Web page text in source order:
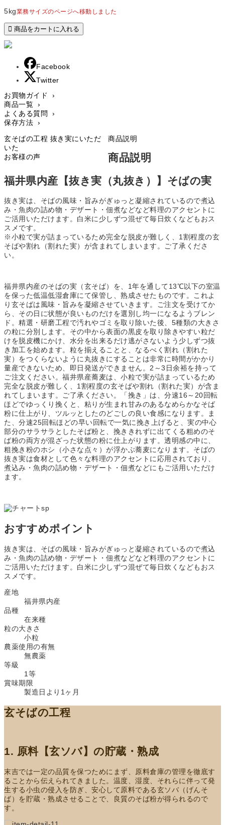
5kg業務サイズのページへ移動しました
Facebook
Twitter
お買物ガイド ›
商品一覧 ›
よくある質問 ›
保存方法 ›
玄そばの工程 抜き実にいただ
いた
お客様の声
商品説明
商品説明
福井県内産【抜き実（丸抜き）】そばの実
抜き実は、そばの風味・旨みがぎゅっと凝縮されているので煮込
み・魚肉の詰め物・デザート・佃煮などなど料理のアクセントに
ご活用いただけます。白米に少しずつ混ぜて毎日炊くなどもおス
スメです。
※小粒で実が詰まっているため完全な脱皮が難しく、1割程度の玄
そばや割れ（割れた実）が含まれてしまいます。ご了承くださ
い。
福井県内産のそばの実（玄そば）を、1年を通して13℃以下の室温
を保った低温低湿倉庫にて保管し、熟成させたものです。これよ
り玄そばは風味・旨みを凝縮させていきます。ご注文を受けてか
ら、その日に状態が良いものだけを選別し均一になるようブレン
ド。精選・研磨工程で汚れやゴミを取り除いた後、5種類の大きさ
の粒に分別します。その中から表面の黒皮を取り除きやすい粒だ
けを脱皮機にかけ、水分を出来るだけ逃がさないよう少しずつ抜
き加工を始めます。粒を揃えることと、なるべく割れ（割れた
実）をつくらないように丸抜きにすることは非常に時間がかかり
量産できないため、即日発送ができません。2～3日余裕を持って
ご注文ください。福井県産蕎麦は、小粒で実が詰まっているため
完全な脱皮が難しく、1割程度の玄そばや割れ（割れた実）が含ま
れてしまいます。ご了承ください。「挽き」は、分速16～20回転
ほどでゆっくり挽くと、粘りが生まれ甘みのあるなめらかなそば
粉に仕上がり、ツルッとしたのどごしの良い食感になります。ま
た、分速25回転ほどの早い回転で一気に挽き上げると、実の中心
部分のサラサラとしたそば粉と、挽ききれずに出てくる粗めのそ
ば粉の両方が混ざった状態の粉に仕上がります。透明感の中に、
粗挽き粉のホシ（小さな点々）が浮かぶ蕎麦になります。そばの
抜き実は食材として色々な料理のアクセントに応用されており、
煮込み・魚肉の詰め物・デザート・佃煮などにもご活用いただけ
ます。
おすすめポイント
抜き実は、そばの風味・旨みがぎゅっと凝縮されているので煮込
み・魚肉の詰め物・デザート・佃煮などなど料理のアクセントに
ご活用いただけます。白米に少しずつ混ぜて毎日炊くなどもおス
スメです。
産地
福井県内産
品種
在来種
粒の大きさ
小粒
農薬使用の有無
無農薬
等級
1等
賞味期限
製造日より1ヶ月
玄そばの工程
1. 原料【玄ソバ】の貯蔵・熟成
末吉では一定の品質を保つためにまず、原料倉庫の管理を徹底す
ることから伝えられてきました。温度、湿度、それらに伴って発
生する小虫の侵入を防ぎ、安心して原料である玄ソバ（げんそ
ば）を貯蔵・熟成させることで、良質のそば粉が得られるので
す。